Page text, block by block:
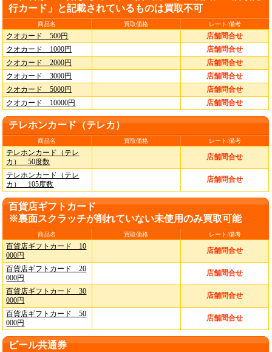
行カード」と記載されているものは買取不可
商品名 買取価格 レート/備考
クオカード 500円
店舗問合せ
クオカード 1000円
店舗問合せ
クオカード 2000円
店舗問合せ
クオカード 3000円
店舗問合せ
クオカード 5000円
店舗問合せ
クオカード 10000円
店舗問合せ
テレホンカード（テレカ）
商品名 買取価格 レート/備考
テレホンカード（テレ
カ） 50度数
店舗問合せ
テレホンカード（テレ
カ） 105度数
店舗問合せ
百貨店ギフトカード
※裏面スクラッチが削れていない未使用のみ買取可能
商品名 買取価格 レート/備考
百貨店ギフトカード 10
000円
店舗問合せ
百貨店ギフトカード 20
000円
店舗問合せ
百貨店ギフトカード 30
000円
店舗問合せ
百貨店ギフトカード 50
000円
店舗問合せ
ビール共通券